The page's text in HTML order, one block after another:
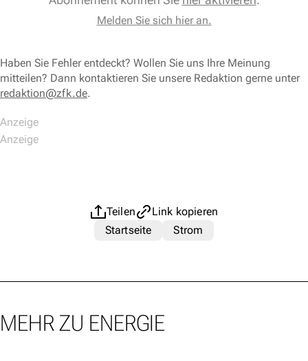
Melden Sie sich hier an.
Haben Sie Fehler entdeckt? Wollen Sie uns Ihre Meinung
mitteilen? Dann kontaktieren Sie unsere Redaktion gerne unter
redaktion@zfk.de.
Teilen
Link kopieren
Startseite
Strom
MEHR ZU ENERGIE